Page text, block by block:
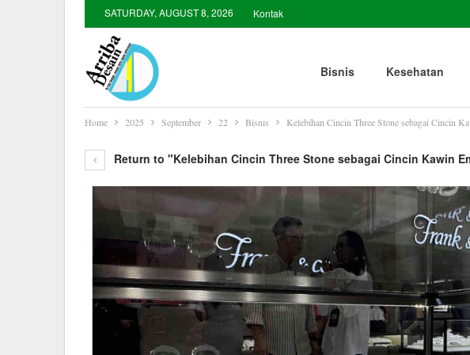
SATURDAY, AUGUST 8, 2026 Kontak
Bisnis Kesehatan
Home 2025 September 22 Bisnis Kelebihan Cincin Three Stone sebagai Cincin
Return to "Kelebihan Cincin Three Stone sebagai Cincin Kawin